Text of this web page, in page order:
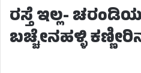
ರಸ್ತೆ ಇಲ್ಲ-
ಬಚ್ಚೇನಹಳ್ಳಿ